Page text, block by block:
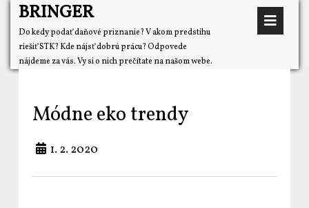
BRINGER
Do kedy podať daňové priznanie? V akom predstihu
riešiť STK? Kde nájsť dobrú prácu? Odpovede
nájdeme za vás. Vy si o nich prečítate na našom webe.
Módne eko trendy
1. 2. 2020